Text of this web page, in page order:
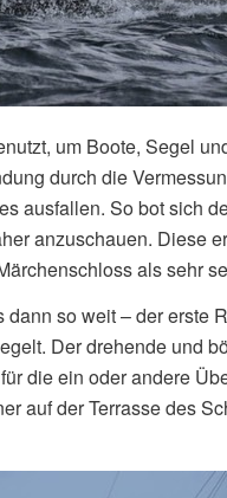
um Boote, Segel
durch die
ausfallen. So bot sich
anzuschauen. Diese
als sehr
so weit – der erste
Der drehende und
die ein oder andere
auf der Terrasse des